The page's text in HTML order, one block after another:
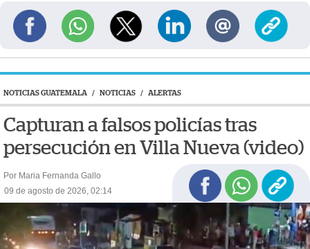
NOTICIAS GUATEMALA / NOTICIAS / ALERTAS
Capturan a falsos policías tras
persecución en Villa Nueva (video)
Por Maria Fernanda Gallo
09 de agosto de 2026, 02:14